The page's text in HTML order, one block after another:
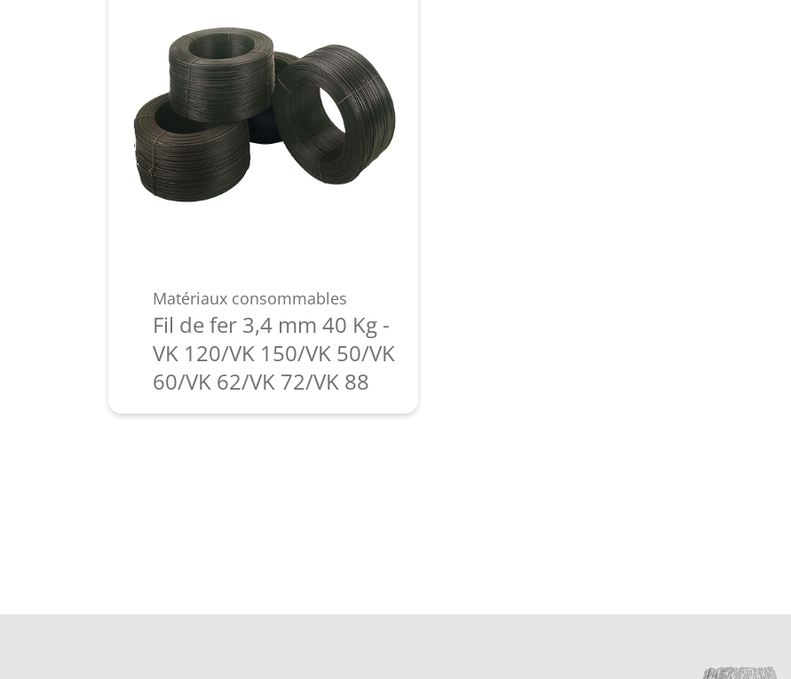
Matériaux consommables
Fil de fer 3,4 mm 40 Kg -
VK 120/VK 150/VK 50/VK
60/VK 62/VK 72/VK 88